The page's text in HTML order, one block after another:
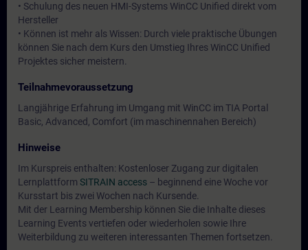
• Schulung des neuen HMI-Systems WinCC Unified direkt vom
Hersteller
• Können ist mehr als Wissen: Durch viele praktische Übungen
können Sie nach dem Kurs den Umstieg Ihres WinCC Unified
Projektes sicher meistern.
Teilnahmevoraussetzung
Langjährige Erfahrung im Umgang mit WinCC im TIA Portal
Basic, Advanced, Comfort (im maschinennahen Bereich)
Hinweise
Im Kurspreis enthalten: Kostenloser Zugang zur digitalen
Lernplattform SITRAIN access – beginnend eine Woche vor
Kursstart bis zwei Wochen nach Kursende.
Mit der Learning Membership können Sie die Inhalte dieses
Learning Events vertiefen oder wiederholen sowie Ihre
Weiterbildung zu weiteren interessanten Themen fortsetzen.